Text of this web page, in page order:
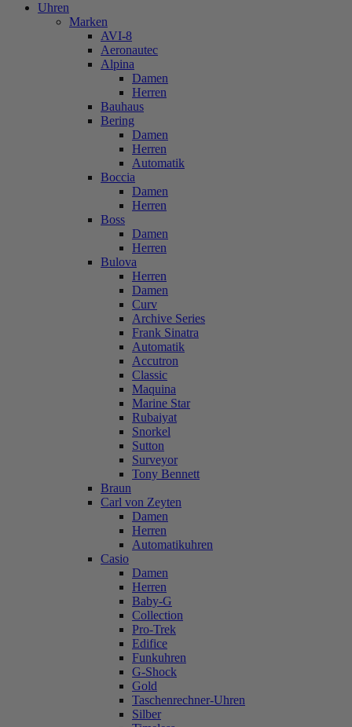
Uhren
Marken
AVI-8
Aeronautec
Alpina
Damen
Herren
Bauhaus
Bering
Damen
Herren
Automatik
Boccia
Damen
Herren
Boss
Damen
Herren
Bulova
Herren
Damen
Curv
Archive Series
Frank Sinatra
Automatik
Accutron
Classic
Maquina
Marine Star
Rubaiyat
Snorkel
Sutton
Surveyor
Tony Bennett
Braun
Carl von Zeyten
Damen
Herren
Automatikuhren
Casio
Damen
Herren
Baby-G
Collection
Pro-Trek
Edifice
Funkuhren
G-Shock
Gold
Taschenrechner-Uhren
Silber